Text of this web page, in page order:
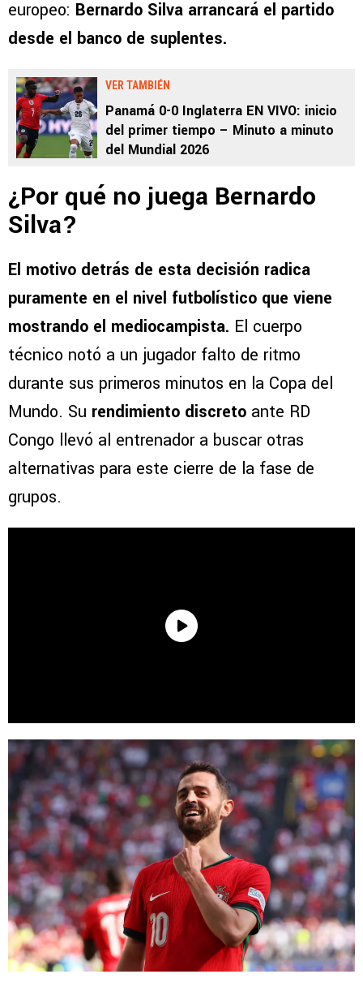
europeo: Bernardo Silva arrancará el partido
desde el banco de suplentes.
VER TAMBIÉN
Panamá 0-0 Inglaterra EN VIVO: inicio
del primer tiempo – Minuto a minuto
del Mundial 2026
¿Por qué no juega Bernardo
Silva?
El motivo detrás de esta decisión radica
puramente en el nivel futbolístico que viene
mostrando el mediocampista. El cuerpo
técnico notó a un jugador falto de ritmo
durante sus primeros minutos en la Copa del
Mundo. Su rendimiento discreto ante RD
Congo llevó al entrenador a buscar otras
alternativas para este cierre de la fase de
grupos.